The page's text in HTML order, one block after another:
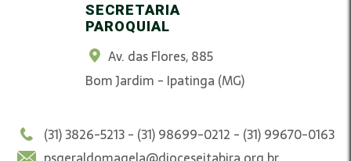
SECRETARIA
PAROQUIAL
Av. das Flores, 885
Bom Jardim - Ipatinga (MG)
(31) 3826-5213 - (31) 98699-0212 - (31) 99670-0163